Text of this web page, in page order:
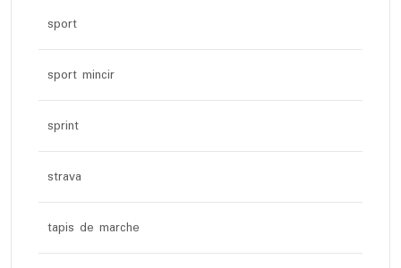
sport
sport mincir
sprint
strava
tapis de marche